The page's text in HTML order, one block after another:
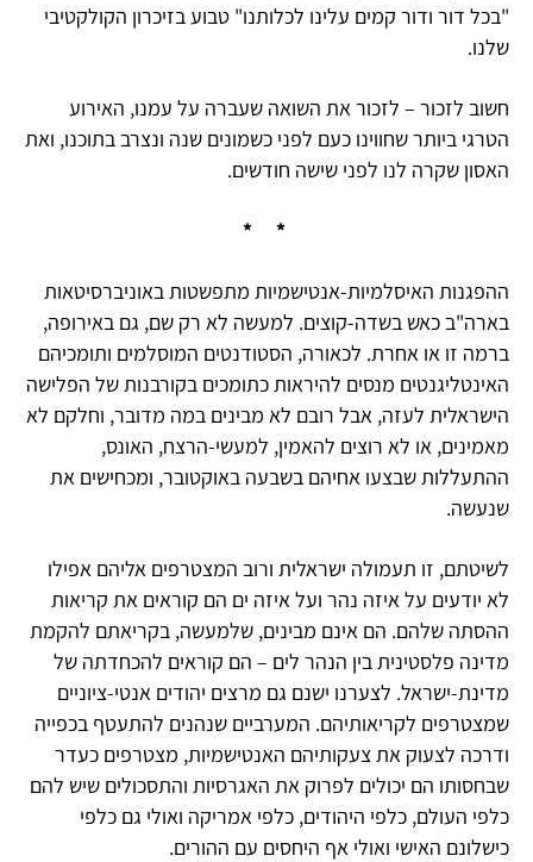
"בכל דור ודור קמים עלינו לכלותנו" טבוע בזיכרון הקולקטיבי
שלנו.
חשוב לזכור – לזכור את השואה שעברה על עמנו, האירוע
הטרגי ביותר שחווינו כעם לפני כשמונים שנה ונצרב בתוכנו, ואת
האסון שקרה לנו לפני שישה חודשים.
* *
ההפגנות האיסלמיות-אנטישמיות מתפשטות באוניברסיטאות
בארה"ב כאש בשדה-קוצים. למעשה לא רק שם, גם באירופה,
ברמה זו או אחרת. לכאורה, הסטודנטים המוסלמים ותומכיהם
האינטליגנטים מנסים להיראות כתומכים בקורבנות של הפלישה
הישראלית לעזה, אבל רובם לא מבינים במה מדובר, וחלקם לא
מאמינים, או לא רוצים להאמין, למעשי-הרצח, האונס,
ההתעללות שבצעו אחיהם בשבעה באוקטובר, ומכחישים את
שנעשה.
לשיטתם, זו תעמולה ישראלית ורוב המצטרפים אליהם אפילו
לא יודעים על איזה נהר ועל איזה ים הם קוראים את קריאות
ההסתה שלהם. הם אינם מבינים, שלמעשה, בקריאתם להקמת
מדינה פלסטינית בין הנהר לים – הם קוראים להכחדתה של
מדינת-ישראל. לצערנו ישנם גם מרצים יהודים אנטי-ציוניים
שמצטרפים לקריאותיהם. המערביים שנהנים להתעטף בכפייה
ודרכה לצעוק את צעקותיהם האנטישמיות, מצטרפים כעדר
שבחסותו הם יכולים לפרוק את האגרסיות והתסכולים שיש להם
כלפי העולם, כלפי היהודים, כלפי אמריקה ואולי גם כלפי
כישלונם האישי ואולי אף היחסים עם ההורים.